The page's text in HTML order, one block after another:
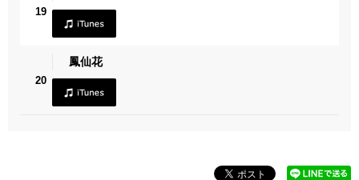
19
20
鳳仙花